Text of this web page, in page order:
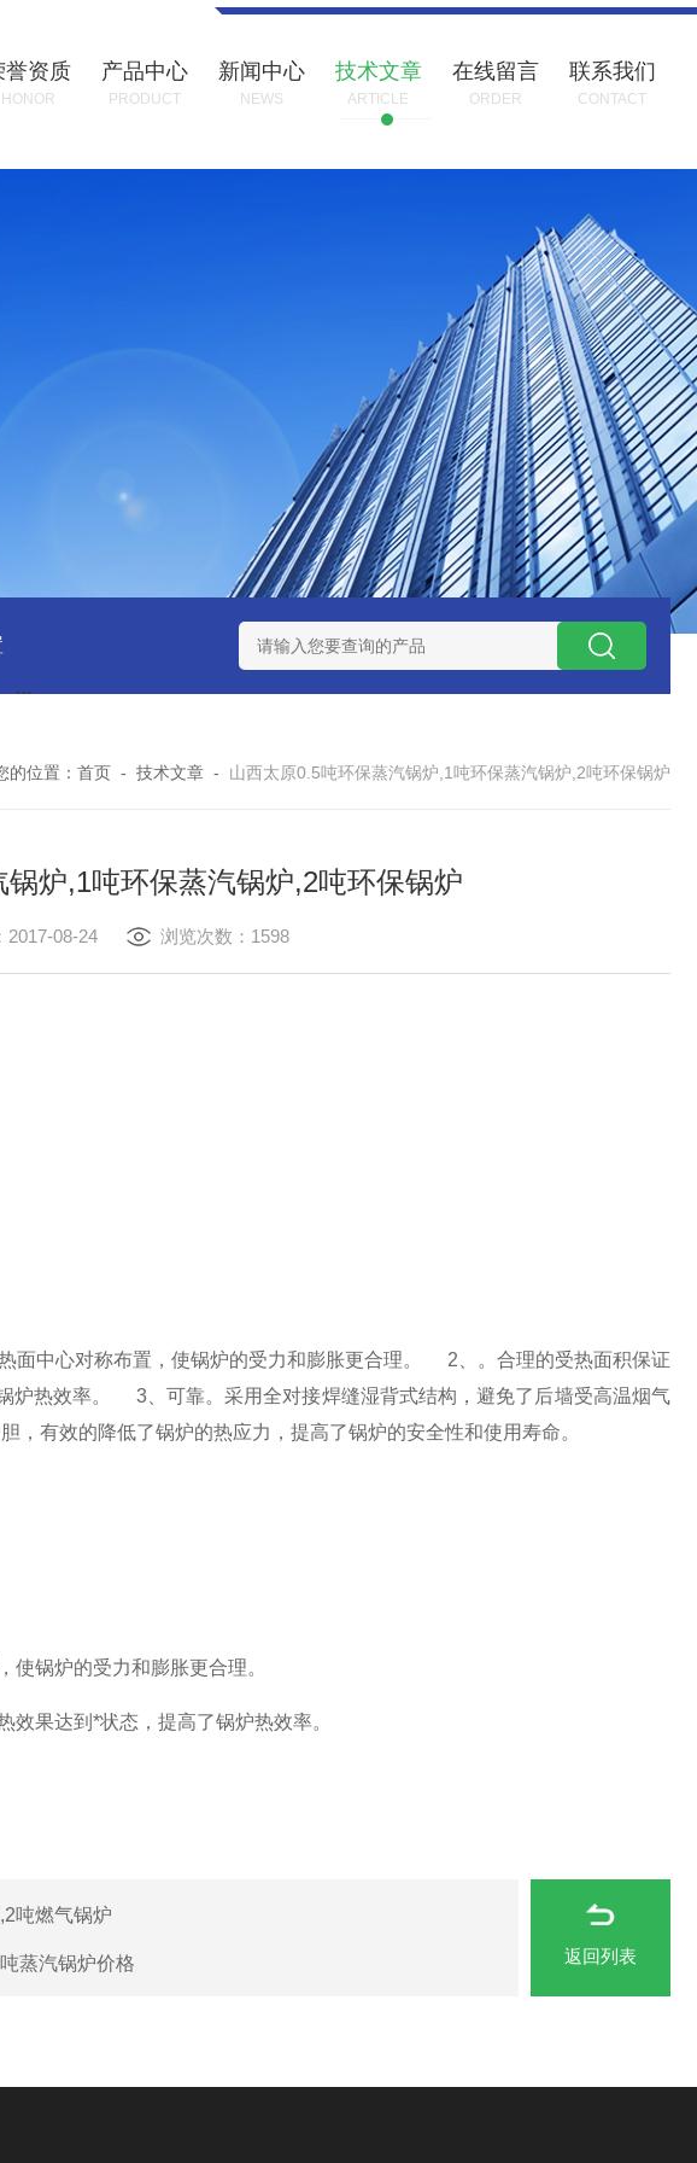
誉资质
HONOR
产品中心
PRODUCT
新闻中心
NEWS
技术文章
ARTICLE
在线留言
ORDER
联系我们
CONTACT
2万吨二氧化碳捕集液化装置 3万吨-100万吨撬装式煤层气脱酸气设备
的位置： 首页 - 技术文章 - 山西太原0.5吨环保蒸汽锅炉,1吨环保蒸汽锅炉,2吨环保锅炉
炉,1吨环保蒸汽锅炉,2吨环保锅炉
2017-08-24 浏览次数：1598
面中心对称布置，使锅炉的受力和膨胀更合理。 2、。合理的受热面积保证
炉热效率。 3、可靠。采用全对接焊缝湿背式结构，避免了后墙受高温烟气
有效的降低了锅炉的热应力，提高了锅炉的安全性和使用寿命。
使锅炉的受力和膨胀更合理。
效果达到*状态，提高了锅炉热效率。
吨燃气锅炉
蒸汽锅炉价格 返回列表